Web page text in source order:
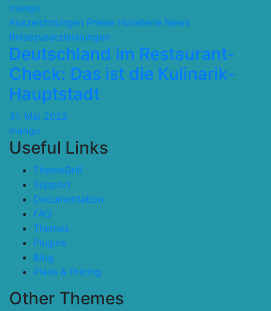
mango
Auszeichnungen Preise Hotellerie News
Reisezusatzleistungen
Deutschland im Restaurant-
Check: Das ist die Kulinarik-
Hauptstadt
31. Mai 2022
mango
Useful Links
ThemeGrill
Support
Documentation
FAQ
Themes
Plugins
Blog
Plans & Pricing
Other Themes